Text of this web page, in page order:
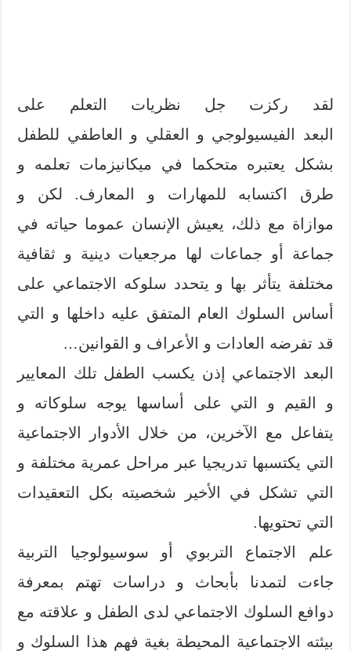
لقد ركزت جل نظريات التعلم على
البعد الفيسيولوجي و العقلي و العاطفي للطفل
بشكل يعتبره متحكما في ميكانيزمات تعلمه و
طرق اكتسابه للمهارات و المعارف. لكن و
موازاة مع ذلك، يعيش الإنسان عموما حياته في
جماعة أو جماعات لها مرجعيات دينية و ثقافية
مختلفة يتأثر بها و يتحدد سلوكه الاجتماعي على
أساس السلوك العام المتفق عليه داخلها و التي
قد تفرضه العادات و الأعراف و القوانين…
البعد الاجتماعي إذن يكسب الطفل تلك المعايير
و القيم و التي على أساسها يوجه سلوكاته و
يتفاعل مع الآخرين، من خلال الأدوار الاجتماعية
التي يكتسبها تدريجيا عبر مراحل عمرية مختلفة و
التي تشكل في الأخير شخصيته بكل التعقيدات
التي تحتويها.
علم الاجتماع التربوي أو سوسيولوجيا التربية
جاءت لتمدنا بأبحاث و دراسات تهتم بمعرفة
دوافع السلوك الاجتماعي لدى الطفل و علاقته مع
بيئته الاجتماعية المحيطة بغية فهم هذا السلوك و